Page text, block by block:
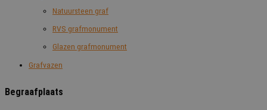
Natuursteen graf
RVS grafmonument
Glazen grafmonument
Grafvazen
Begraafplaats